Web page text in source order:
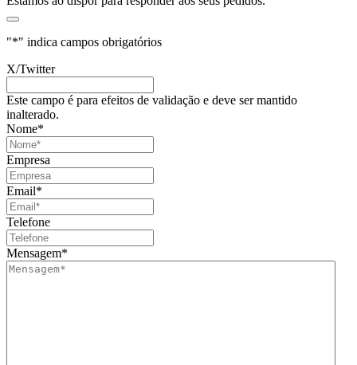
"*" indica campos obrigatórios
X/Twitter
Este campo é para efeitos de validação e deve ser mantido
inalterado.
Nome*
Empresa
Email*
Telefone
Mensagem*